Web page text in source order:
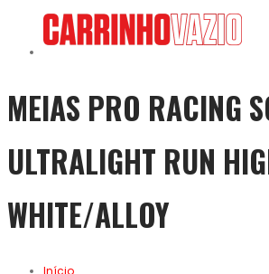
MEIAS PRO RACING
ULTRALIGHT RUN
WHITE/ALLOY